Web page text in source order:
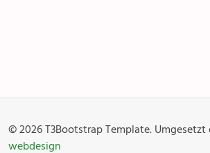
© 2026 T3Bootstrap Template. Umgesetzt
webdesign
Angebot &